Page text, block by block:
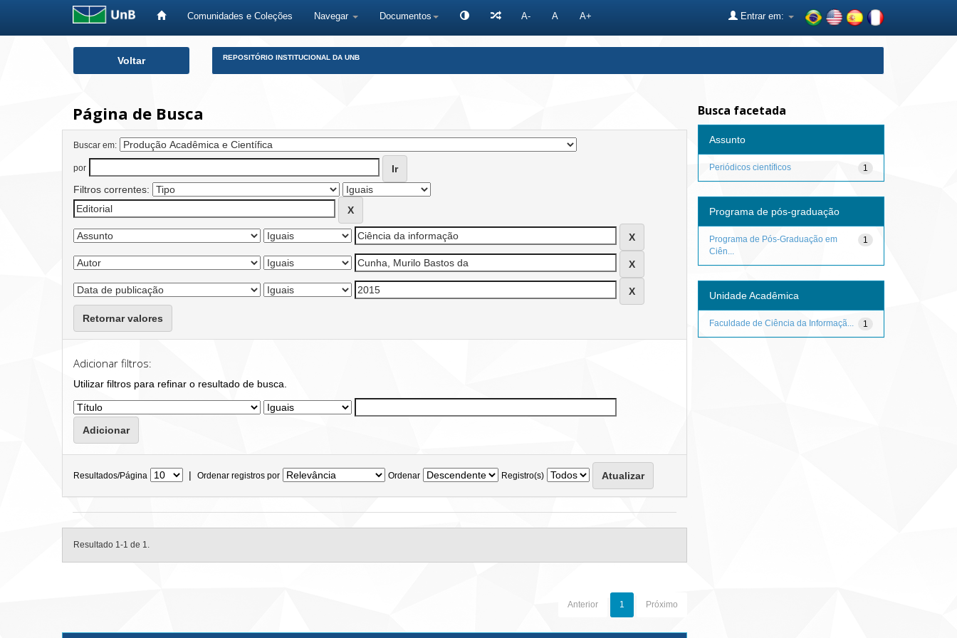
Comunidades e Coleções Navegar Documentos A- A A+ Entrar em:
Voltar REPOSITÓRIO INSTITUCIONAL DA UNB
Página de Busca
Buscar em:
por
Filtros correntes:
Retornar valores
Adicionar filtros:
Utilizar filtros para refinar o resultado de busca.
Resultados/Página | Ordenar registros por Ordenar Registro(s)
Resultado 1-1 de 1.
Anterior 1 Próximo
Busca facetada
Assunto
1
Periódicos científicos
Programa de pós-graduação
1
Programa de Pós-Graduação em
Ciên...
Unidade Acadêmica
1
Faculdade de Ciência da Informaçã...